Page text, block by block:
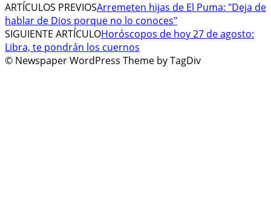
ARTÍCULOS PREVIOSArremeten hijas de El Puma: "Deja de
hablar de Dios porque no lo conoces"
SIGUIENTE ARTÍCULOHoróscopos de hoy 27 de agosto:
Libra, te pondrán los cuernos
© Newspaper WordPress Theme by TagDiv